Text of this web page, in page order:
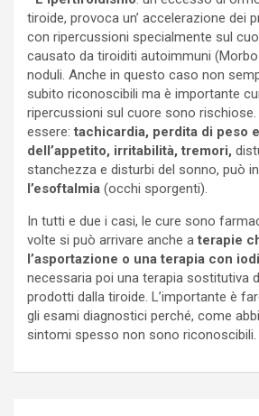
tiroide, provoca un’ accelerazione dei
con ripercussioni specialmente sul
causato da tiroiditi autoimmuni
noduli. Anche in questo caso non
subito riconoscibili ma è importante
ripercussioni sul cuore sono
essere: tachicardia, perdita di peso
dell’appetito, irritabilità, tremori,
stanchezza e disturbi del sonno, può
l’esoftalmia (occhi sporgenti).
In tutti e due i casi, le cure sono
volte si può arrivare anche aterapie
l’asportazione o una terapia con
necessaria poi una terapia sostitutiva
prodotti dalla tiroide. L’importante è
gli esami diagnostici perché, come
sintomi spesso non sono riconoscibili.